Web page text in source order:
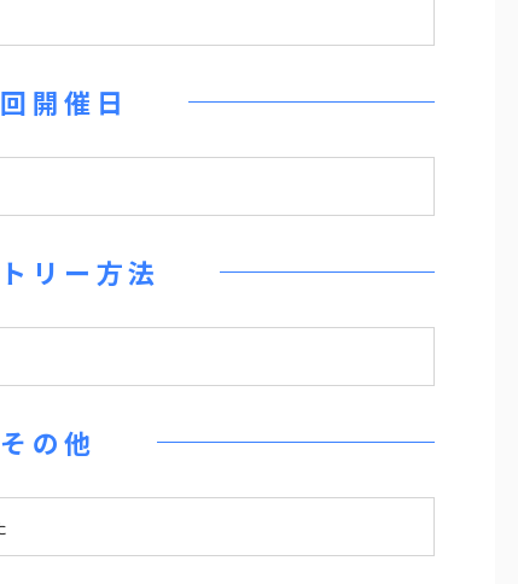
開催日
リー方法
その他